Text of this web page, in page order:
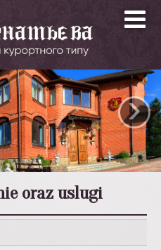
›
oraz uslugi